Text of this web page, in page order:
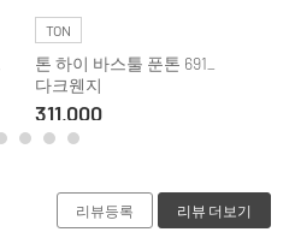
TON
톤 하이 바스툴 푼톤 691_
다크웬지
311,000
리뷰등록 리뷰 더보기